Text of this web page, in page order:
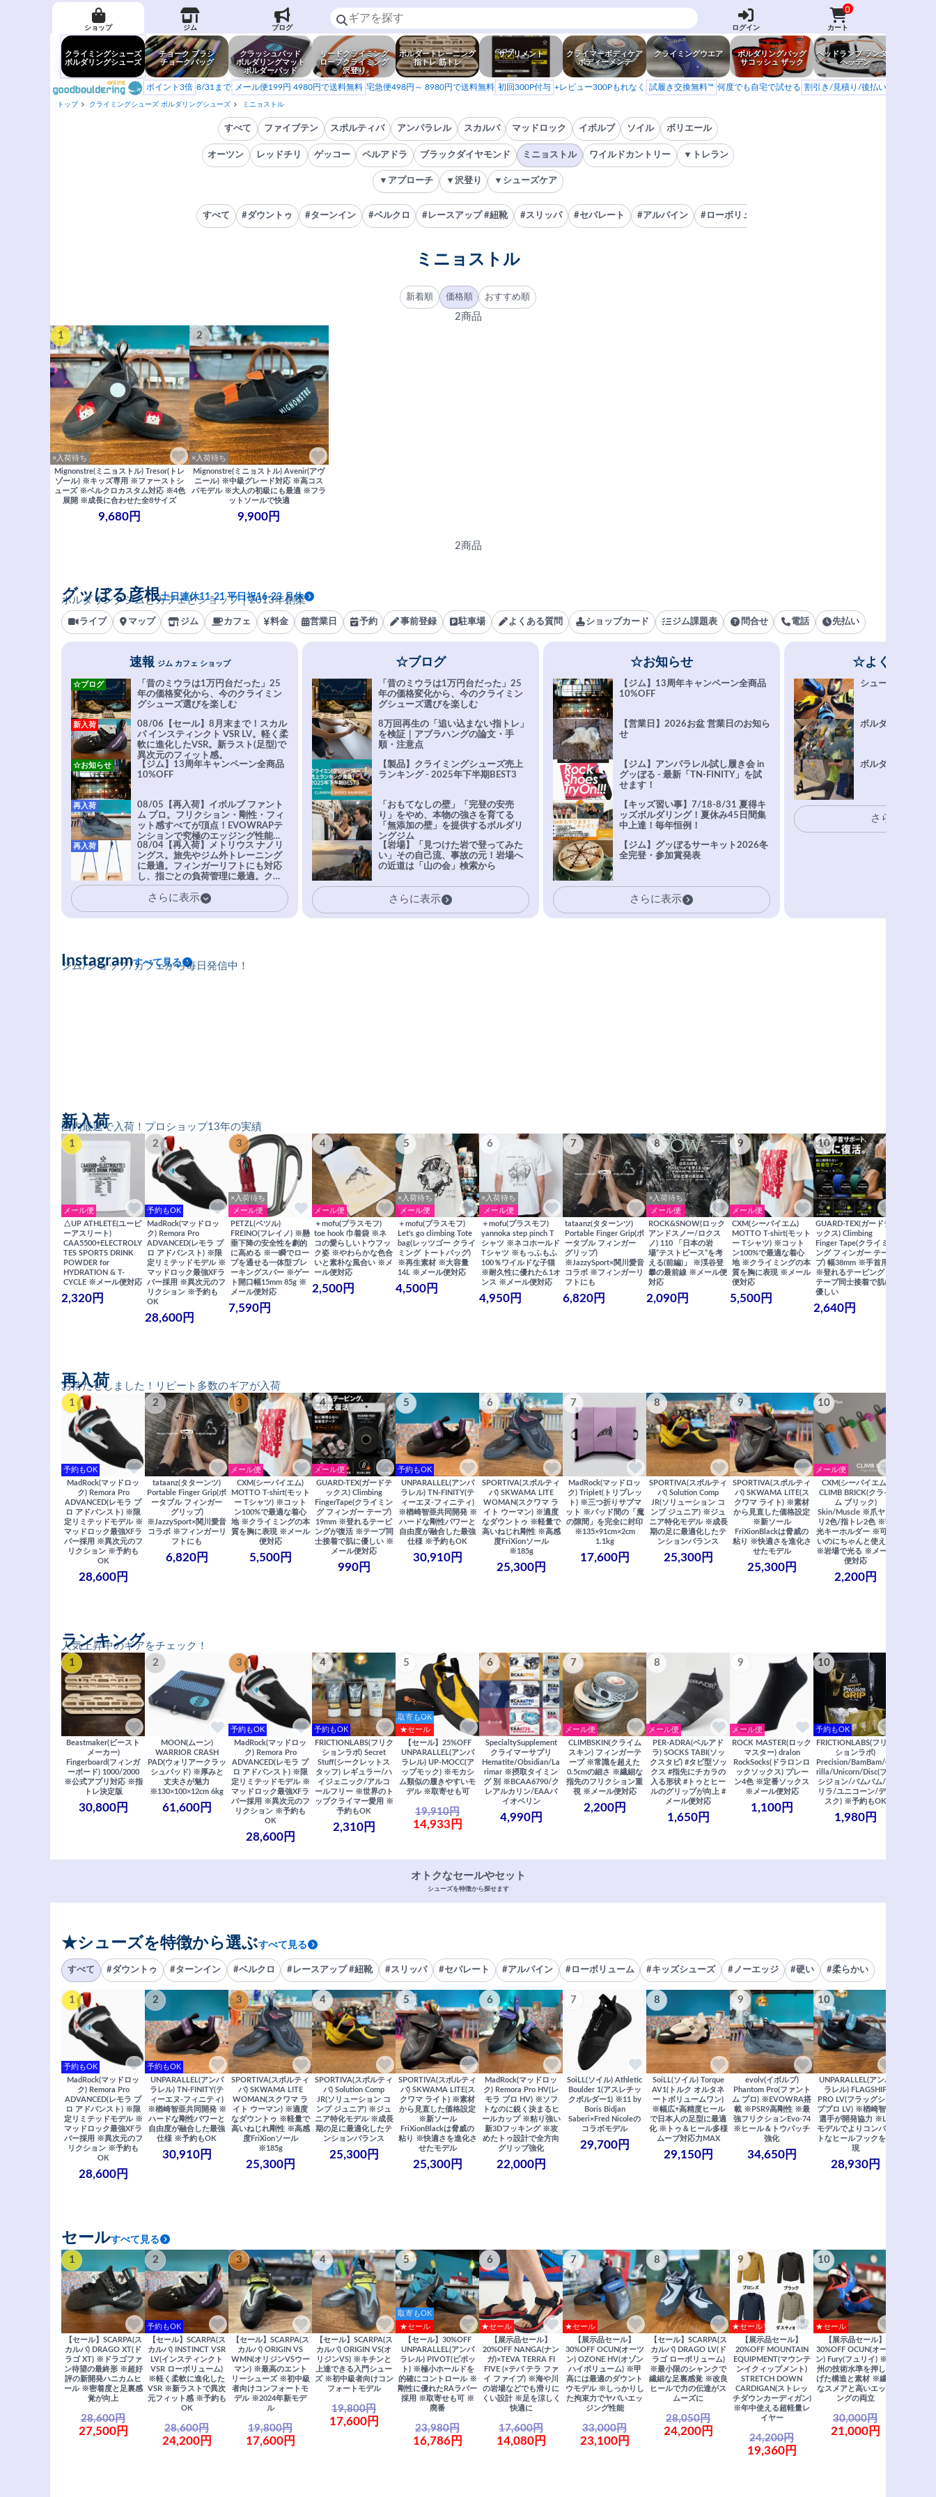
ショップ ジム ブログ ログイン
0
カート
クライミングシューズ
ボルダリングシューズ
チョーク ブラシ
チョークバッグ
クラッシュパッド
ボルダリングマット
ボルダーパッド
リードクライミング
ロープクライミング
沢登り
ボルダートレーニング
指トレ 筋トレ
サプリメント
クライマーボディケア
ボディーメンテ
クライミングウエア
ボルダリングバッグ
サコッシュ ザック
ヘッドランプ ランタン
ヘッデン
ポイント3倍 8/31まで メール便199円 4980円で送料無料 宅急便498円～ 8980円で送料無料 初回300P付与 +レビュー300Pもれなく 試履き交換無料™ 何度でも自宅で試せる 割引き/見積り/後払い
トップ クライミングシューズ ボルダリングシューズ ミニョストル
すべて ファイブテン スポルティバ アンパラレル スカルパ マッドロック イボルブ ソイル ボリエール
オーツン レッドチリ ゲッコー ペルアドラ ブラックダイヤモンド ミニョストル ワイルドカントリー ▼トレラン
▼アプローチ ▼沢登り ▼シューズケア
すべて #ダウントゥ #ターンイン #ベルクロ #レースアップ #紐靴 #スリッパ #セパレート #アルパイン #ローボリューム
ミニョストル
新着順 価格順 おすすめ順
2商品
1
×入荷待ち
Mignonstre(ミニョストル) Tresor(トレ
ゾール) ※キッズ専用 ※ファーストシ
ューズ ※ベルクロカスタム対応 ※4色
展開 ※成長に合わせた全8サイズ
9,680円
2
×入荷待ち
Mignonstre(ミニョストル) Avenir(アヴ
ニール) ※中級グレード対応 ※高コス
パモデル ※大人の初級にも最適 ※フラ
ットソールで快適
9,900円
2商品
ボルダリングジムとカフェとショップ｜2013年創業
グッぼる彦根土日連休11-21 平日祝16-23 月休
ライブ マップ ジム カフェ 料金 営業日 予約 事前登録 駐車場 よくある質問 ショップカード ジム課題表 問合せ 電話 先払い
速報 ジム カフェ ショップ
「昔のミウラは1万円台だった」25
年の価格変化から、今のクライミン
グシューズ選びを楽しむ
☆ブログ
08/06【セール】8月末まで！スカル
パ インスティンクト VSR LV。軽く柔
軟に進化したVSR。新ラスト(足型)で
異次元のフィット感。
新入荷
【ジム】13周年キャンペーン全商品
10%OFF
☆お知らせ
08/05【再入荷】イボルブ ファント
ム プロ。フリクション・剛性・フィ
ット感すべてが頂点！EVOWRAPテ
ンションで究極のエッジング性能を
実現。進化系ラバーEvo-74はTRAX
を凌駕する粘着力で極小ホールドに
安心感。
再入荷
08/04【再入荷】メトリウス ナノリ
ングス。旅先やジム外トレーニング
に最適。フィンガーリフトにも対応
し、指ごとの負荷管理に最適。クラ
イマーの指を本気で鍛えるギア。
再入荷
さらに表示
☆ブログ
「昔のミウラは1万円台だった」25
年の価格変化から、今のクライミン
グシューズ選びを楽しむ
8万回再生の「追い込まない指トレ」
を検証｜アブラハングの論文・手
順・注意点
【製品】クライミングシューズ売上
ランキング - 2025年下半期BEST3
「おもてなしの壁」「完登の安売
り」をやめ、本物の強さを育てる
「無添加の壁」を提供するボルダリ
ングジム
【岩場】「見つけた岩で登ってみた
い」その自己流、事故の元！岩場へ
の近道は「山の会」検索から
さらに表示
☆お知らせ
【ジム】13周年キャンペーン全商品
10%OFF
【営業日】2026お盆 営業日のお知ら
せ
【ジム】アンパラレル試し履き会 in
グッぼる - 最新「TN-FINITY」を試
せます！
【キッズ習い事】7/18-8/31 夏得キ
ッズボルダリング！夏休み45日間集
中上達！毎年恒例！
【ジム】グッぼるサーキット2026冬
全完登・参加賞発表
さらに表示
☆よくある質
シューズ選びFAQ
ボルダリング上達
ボルダリングトレ
さらに表示
ジム/ショップ/カフェから毎日発信中！
Instagramすべて見る
国内最速で入荷！プロショップ13年の実績
新入荷
1
メール便
△UP ATHLETE(ユーピ
ーアスリート)
CAA5500+ELECTROLY
TES SPORTS DRINK
POWDER for
HYDRATION & T-
CYCLE ※メール便対応
2,320円
2
予約もOK
MadRock(マッドロッ
ク) Remora Pro
ADVANCED(レモラ プ
ロ アドバンスト) ※限
定リミテッドモデル ※
マッドロック最強XFラ
バー採用 ※異次元のフ
リクション ※予約も
OK
28,600円
3
×入荷待ち
メール便
PETZL(ペツル)
FREINO(フレイノ) ※懸
垂下降の安全性を劇的
に高める ※一瞬でロー
プを通せる一体型ブレ
ーキングスパー ※ゲー
ト開口幅15mm 85g ※
メール便対応
7,590円
4
メール便
＋mofu(プラスモフ)
toe hook 巾着袋 ※ネ
コの愛らしいトウフッ
ク姿 ※やわらかな色合
いと素朴な風合い ※メ
ール便対応
2,500円
5
×入荷待ち
メール便
＋mofu(プラスモフ)
Let's go climbing Tote
bag(レッツゴー クライ
ミング トートバッグ)
※再生素材 ※大容量
14L ※メール便対応
4,500円
6
×入荷待ち
メール便
＋mofu(プラスモフ)
yannoka step pinch T
シャツ ※ネコホールド
Tシャツ ※もっふもふ
100％ワイルドな子猫
※耐久性に優れた6.1オ
ンス ※メール便対応
4,950円
7
tataanz(タターンツ)
Portable Finger Grip(ポ
ータブル フィンガー
グリップ)
※JazzySport×関川愛音
コラボ ※フィンガーリ
フトにも
6,820円
8
×入荷待ち
メール便
ROCK&SNOW(ロック
アンドスノー/ロクス
ノ) 110 「日本の岩
場“テストピース”を考
える(前編)」 ※渓谷登
攀の最前線 ※メール便
対応
2,090円
9
メール便
CXM(シーバイエム)
MOTTO T-shirt(モット
ー Tシャツ) ※コット
ン100%で最適な着心
地 ※クライミングの本
質を胸に表現 ※メール
便対応
5,500円
10
GUARD-TEX(ガードテ
ックス) Climbing
Finger Tape(クライミ
ング フィンガー テー
プ) 幅38mm ※手首用
※登れるテーピング ※
テープ同士接着で肌に
優しい
2,640円
お待たせしました！リピート多数のギアが入荷
再入荷
1
予約もOK
MadRock(マッドロッ
ク) Remora Pro
ADVANCED(レモラ プ
ロ アドバンスト) ※限
定リミテッドモデル ※
マッドロック最強XFラ
バー採用 ※異次元のフ
リクション ※予約も
OK
28,600円
2
tataanz(タターンツ)
Portable Finger Grip(ポ
ータブル フィンガー
グリップ)
※JazzySport×関川愛音
コラボ ※フィンガーリ
フトにも
6,820円
3
メール便
CXM(シーバイエム)
MOTTO T-shirt(モット
ー Tシャツ) ※コット
ン100%で最適な着心
地 ※クライミングの本
質を胸に表現 ※メール
便対応
5,500円
4
メール便
GUARD-TEX(ガードテ
ックス) Climbing
FingerTape(クライミン
グ フィンガー テープ)
19mm ※登れるテーピ
ングが復活 ※テープ同
士接着で肌に優しい ※
メール便対応
990円
5
予約もOK
UNPARALLEL(アンパ
ラレル) TN-FINITY(テ
ィーエヌ-フィニティ)
※楢崎智亜共同開発 ※
ハードな剛性パワーと
自由度が融合した最強
仕様 ※予約もOK
30,910円
6
SPORTIVA(スポルティ
バ) SKWAMA LITE
WOMAN(スクワマ ラ
イト ウーマン) ※適度
なダウントゥ ※軽量で
高いねじれ剛性 ※高感
度FriXionソール
※185g
25,300円
7
MadRock(マッドロッ
ク) Triplet(トリプレッ
ト) ※三つ折りサブマ
ット ※パッド間の「魔
の隙間」を完全に封印
※135×91cm×2cm
1.1kg
17,600円
8
SPORTIVA(スポルティ
バ) Solution Comp
JR(ソリューション コ
ンプ ジュニア) ※ジュ
ニア特化モデル ※成長
期の足に最適化したテ
ンションバランス
25,300円
9
SPORTIVA(スポルティ
バ) SKWAMA LITE(ス
クワマ ライト) ※素材
から見直した価格設定
※新ソール
FriXionBlackは脅威の
粘り ※快適さを進化さ
せたモデル
25,300円
10
メール便
CXM(シーバイエム)
CLIMB BRICK(クライ
ム ブリック)
Skin/Muscle ※爪ヤス
リ2色/指トレ2色 ※蓄
光キーホルダー ※可愛
いのにちゃんと使える
※岩場で光る ※メール
便対応
2,200円
人気上昇中のギアをチェック！
ランキング
1
Beastmaker(ビースト
メーカー)
Fingerboard(フィンガ
ーボード) 1000/2000
※公式アプリ対応 ※指
トレ決定版
30,800円
2
MOON(ムーン)
WARRIOR CRASH
PAD(ウォリアークラッ
シュパッド) ※厚みと
丈夫さが魅力
※130×100×12cm 6kg
61,600円
3
予約もOK
MadRock(マッドロッ
ク) Remora Pro
ADVANCED(レモラ プ
ロ アドバンスト) ※限
定リミテッドモデル ※
マッドロック最強XFラ
バー採用 ※異次元のフ
リクション ※予約も
OK
28,600円
4
予約もOK
FRICTIONLABS(フリク
ションラボ) Secret
Stuff(シークレットス
タッフ) レギュラー/ハ
イジェニック/アルコ
ールフリー ※世界のト
ップクライマー愛用 ※
予約もOK
2,310円
5
取寄もOK
★セール
【セール】25%OFF
UNPARALLEL(アンパ
ラレル) UP-MOCC(ア
ップモック) ※モカシ
ム類似の履きやすいモ
デル ※取寄せも可
19,910円
14,933円
6
SpecialtySupplement
クライマーサプリ
Hematite/Obsidian/La
rimar ※摂取タイミン
グ 別 ※BCAA6790/ク
レアルカリン/EAAバ
イオペリン
4,990円
7
メール便
CLIMBSKIN(クライム
スキン) フィンガーテ
ープ ※常識を超えた
0.5cmの細さ ※繊細な
指先のフリクション重
視 ※メール便対応
2,200円
8
メール便
PER-ADRA(ペルアド
ラ) SOCKS TABI(ソッ
クスタビ) #タビ型ソッ
クス #指先にチカラの
入る形状 #トゥとヒー
ルのグリップが向上 #
メール便対応
1,650円
9
メール便
ROCK MASTER(ロック
マスター) dralon
RockSocks(ドラロンロ
ックソックス) プレー
ン4色 ※定番ソックス
※メール便対応
1,100円
10
予約もOK
FRICTIONLABS(フリク
ションラボ)
Precision/BamBam/Go
rilla/Unicorn/Disc(プレ
シジョン/バムバム/ゴ
リラ/ユニコーン/ディ
スク) ※予約もOK
1,980円
オトクなセールやセット
シューズを特徴から探せます
★シューズを特徴から選ぶすべて見る
すべて #ダウントゥ #ターンイン #ベルクロ #レースアップ #紐靴 #スリッパ #セパレート #アルパイン #ローボリューム #キッズシューズ #ノーエッジ #硬い #柔らかい
1
予約もOK
MadRock(マッドロッ
ク) Remora Pro
ADVANCED(レモラ プ
ロ アドバンスト) ※限
定リミテッドモデル ※
マッドロック最強XFラ
バー採用 ※異次元のフ
リクション ※予約も
OK
28,600円
2
予約もOK
UNPARALLEL(アンパ
ラレル) TN-FINITY(テ
ィーエヌ-フィニティ)
※楢崎智亜共同開発 ※
ハードな剛性パワーと
自由度が融合した最強
仕様 ※予約もOK
30,910円
3
SPORTIVA(スポルティ
バ) SKWAMA LITE
WOMAN(スクワマ ラ
イト ウーマン) ※適度
なダウントゥ ※軽量で
高いねじれ剛性 ※高感
度FriXionソール
※185g
25,300円
4
SPORTIVA(スポルティ
バ) Solution Comp
JR(ソリューション コ
ンプ ジュニア) ※ジュ
ニア特化モデル ※成長
期の足に最適化したテ
ンションバランス
25,300円
5
SPORTIVA(スポルティ
バ) SKWAMA LITE(ス
クワマ ライト) ※素材
から見直した価格設定
※新ソール
FriXionBlackは脅威の
粘り ※快適さを進化さ
せたモデル
25,300円
6
MadRock(マッドロッ
ク) Remora Pro HV(レ
モラ プロ HV) ※ソフ
トなのに鋭く決まるヒ
ールカップ ※粘り強い
新3Dフッキング ※攻
めたトゥ設計で全方向
グリップ強化
22,000円
7
SoiLL(ソイル) Athletic
Boulder 1(アスレチッ
クボルダー1) ※11 by
Boris Bidjan
Saberi×Fred Nicoleの
コラボモデル
29,700円
8
SoiLL(ソイル) Torque
AV1(トルク オルタネ
ートボリュームワン)
※幅広+高精度ヒール
で日本人の足型に最適
化 ※トゥ＆ヒール多様
ムーブ対応力MAX
29,150円
9
evolv(イボルブ)
Phantom Pro(ファント
ム プロ) ※EVOWRA搭
載 ※PSR9高剛性 ※最
強フリクションEvo-74
※ヒール＆トウパッチ
強化
34,650円
10
UNPARALLEL(アンパ
ラレル) FLAGSHIP
PRO LV(フラッグシッ
ププロ LV) ※楢崎智亜
選手が開発協力 ※LV
モデルでよりコンパク
トなヒールフックを実
現
28,930円
セールすべて見る
1
【セール】SCARPA(ス
カルパ) DRAGO XT(ド
ラゴ XT) ※ドラゴファ
ン待望の最終形 ※超好
評の新開発ハニカムヒ
ール ※密着度と足裏感
覚が向上
28,600円
27,500円
2
予約もOK
【セール】SCARPA(ス
カルパ) INSTINCT VSR
LV(インスティンクト
VSR ローボリューム)
※軽く柔軟に進化した
VSR ※新ラストで異次
元フィット感 ※予約も
OK
28,600円
24,200円
3
【セール】SCARPA(ス
カルパ) ORIGIN VS
WMN(オリジンVSウー
マン) ※最高のエント
リーシューズ ※初中級
者向けコンフォートモ
デル ※2024年新モデ
ル
19,800円
17,600円
4
【セール】SCARPA(ス
カルパ) ORIGIN VS(オ
リジンVS) ※キチンと
上達できる入門シュー
ズ ※初中級者向けコン
フォートモデル
19,800円
17,600円
5
取寄もOK
★セール
【セール】30%OFF
UNPARALLEL(アンパ
ラレル) PIVOT(ピボッ
ト) ※極小ホールドを
的確にコントロール ※
剛性に優れたRAラバー
採用 ※取寄せも可 ※
廃番
23,980円
16,786円
6
★セール
【展示品セール】
20%OFF NANGA(ナン
ガ)×TEVA TERRA FI
FIVE (×テバ テラ ファ
イ ファイブ) ※海や川
の岩場などでも滑りに
くい設計 ※足を涼しく
快適に
17,600円
14,080円
7
★セール
【展示品セール】
30%OFF OCUN(オーツ
ン) OZONE HV(オゾン
ハイボリューム) ※甲
高には最適のダウント
ウモデル ※しっかりし
た拘束力でヤバいエッ
ジング性能
33,000円
23,100円
8
【セール】SCARPA(ス
カルパ) DRAGO LV(ド
ラゴ ローボリューム)
※最小限のシャンクで
繊細な足裏感覚 ※改良
ヒールで力の伝達がス
ムーズに
28,050円
24,200円
9
★セール
【展示品セール】
20%OFF MOUNTAIN
EQUIPMENT(マウンテ
ンイクィップメント)
STRETCH DOWN
CARDIGAN(ストレッ
チダウンカーディガン)
※年中使える超軽量レ
イヤー
24,200円
19,360円
10
★セール
【展示品セール】
30%OFF OCUN(オーツ
ン) Fury(フュリイ) ※欧
州の技術水準を押し上
げた構造と素材 ※繊細
なスメアと高いエッジ
ングの両立
30,000円
21,000円